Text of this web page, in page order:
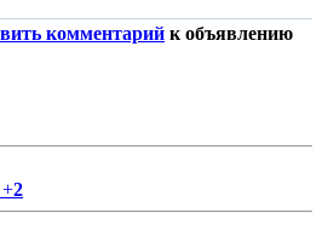
комментарий к объявлению
+2